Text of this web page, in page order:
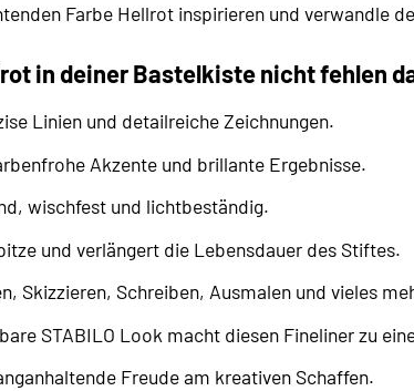
Farbe Hellrot inspirieren und verwandle
in deiner Bastelkiste nicht fehlen
Linien und detailreiche Zeichnungen.
Akzente und brillante Ergebnisse.
wischfest und lichtbeständig.
und verlängert die Lebensdauer des Stiftes.
Skizzieren, Schreiben, Ausmalen und vieles
STABILO Look macht diesen Fineliner zu
Freude am kreativen Schaffen.